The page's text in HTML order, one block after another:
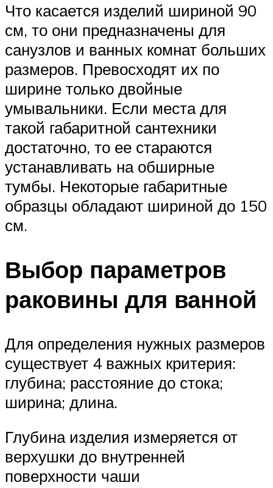
Что касается изделий шириной 90
см, то они предназначены для
санузлов и ванных комнат больших
размеров. Превосходят их по
ширине только двойные
умывальники. Если места для
такой габаритной сантехники
достаточно, то ее стараются
устанавливать на обширные
тумбы. Некоторые габаритные
образцы обладают шириной до 150
см.
Выбор параметров
раковины для ванной
Для определения нужных размеров
существует 4 важных критерия:
глубина; расстояние до стока;
ширина; длина.
Глубина изделия измеряется от
верхушки до внутренней
поверхности чаши